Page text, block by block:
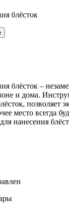
блёсток
блёсток –
и дома.
позволяет
место всегда
нанесения